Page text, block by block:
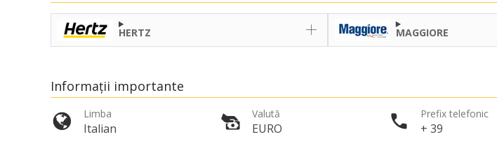
HERTZ MAGGIORE
Informații importante
Limba
Italian
Valută
EURO
Prefix telefonic
+ 39